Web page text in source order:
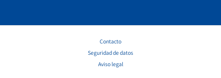
Contacto
Seguridad de datos
Aviso legal